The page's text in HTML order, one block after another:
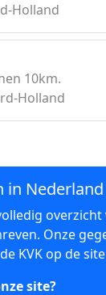
Holland
10km.
Holland
in Nederland
Onze
KVK op de
site?